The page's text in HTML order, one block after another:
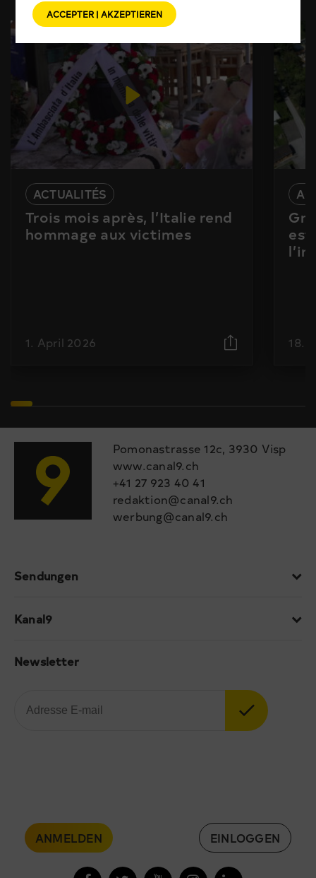
ACTUALITÉS
Trois mois après, l’Italie rend
hommage aux victimes
1. April 2026
est
18.
Pomonastrasse 12c, 3930 Visp
www.canal9.ch
+41 27 923 40 41
redaktion@canal9.ch
werbung@canal9.ch
Sendungen
Kanal9
Newsletter
ANMELDEN EINLOGGEN
ACCEPTER | AKZEPTIEREN